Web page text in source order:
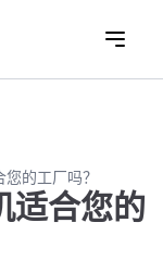
的工厂吗？
适合您的